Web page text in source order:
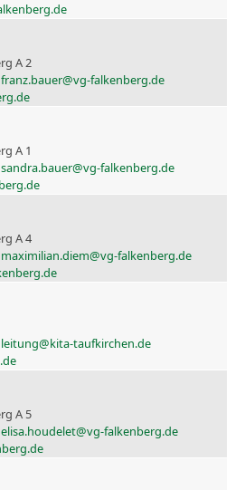
A 2
A 1
A 4
A 5